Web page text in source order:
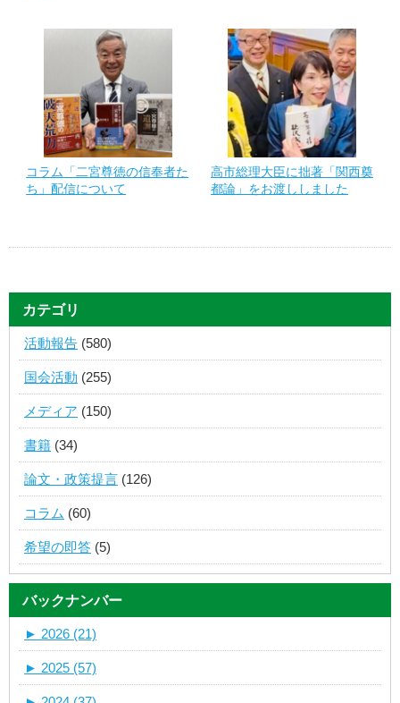
コラム「二宮尊徳の信奉者た
ち」配信について
高市総理大臣に拙著「関西奠
都論」をお渡ししました
カテゴリ
活動報告 (580)
国会活動 (255)
メディア (150)
書籍 (34)
論文・政策提言 (126)
コラム (60)
希望の即答 (5)
バックナンバー
► 2026 (21)
► 2025 (57)